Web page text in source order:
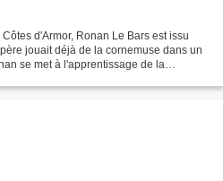
d'Armor, Ronan Le Bars est issu
jouait déjà de la cornemuse dans un
se met à l'apprentissage de la